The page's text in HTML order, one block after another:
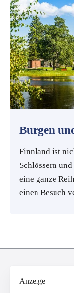
Burgen
Finnland ist
Schlössern
eine ganze
einen Besuch
Anzeige